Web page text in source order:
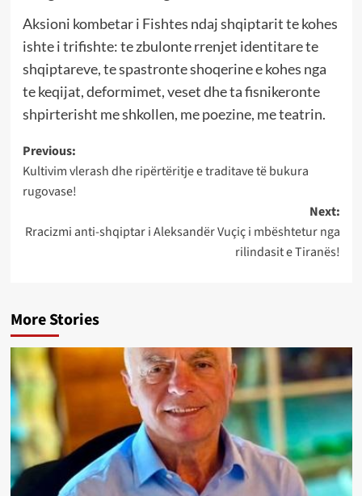
Aksioni kombetar i Fishtes ndaj shqiptarit te kohes
ishte i trifishte: te zbulonte rrenjet identitare te
shqiptareve, te spastronte shoqerine e kohes nga
te keqijat, deformimet, veset dhe ta fisnikeronte
shpirterisht me shkollen, me poezine, me teatrin.
Post
navigation
Previous:
Kultivim vlerash dhe ripërtëritje e traditave të bukura
rugovase!
Next:
Rracizmi anti-shqiptar i Aleksandër Vuçiç i mbështetur nga
rilindasit e Tiranës!
More Stories